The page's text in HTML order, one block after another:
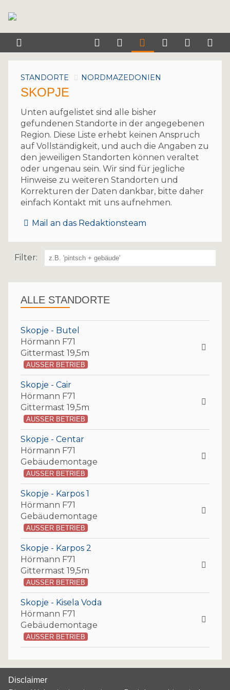
STANDORTE NORDMAZEDONIEN
SKOPJE
Unten aufgelistet sind alle bisher
gefundenen Standorte in der angegebenen
Region. Diese Liste erhebt keinen Anspruch
auf Vollständigkeit, und auch die Angaben zu
den jeweiligen Standorten können veraltet
oder ungenau sein. Wir sind für jegliche
Hinweise zu weiteren Standorten und
Korrekturen der Daten dankbar, bitte daher
einfach Kontakt mit uns aufnehmen.
Mail an das Redaktionsteam
Filter:
ALLE STANDORTE
Skopje - Butel
Hörmann F71
Gittermast 19,5m
AUSSER BETRIEB
Skopje - Cair
Hörmann F71
Gittermast 19,5m
AUSSER BETRIEB
Skopje - Centar
Hörmann F71
Gebäudemontage
AUSSER BETRIEB
Skopje - Karpos 1
Hörmann F71
Gebäudemontage
AUSSER BETRIEB
Skopje - Karpos 2
Hörmann F71
Gittermast 19,5m
AUSSER BETRIEB
Skopje - Kisela Voda
Hörmann F71
Gebäudemontage
AUSSER BETRIEB
Disclaimer